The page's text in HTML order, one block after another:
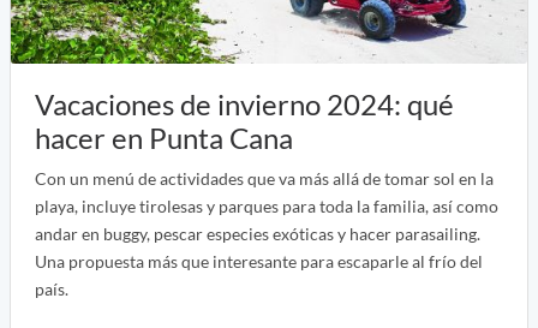
Vacaciones de invierno 2024: qué
hacer en Punta Cana
Con un menú de actividades que va más allá de tomar sol en la
playa, incluye tirolesas y parques para toda la familia, así como
andar en buggy, pescar especies exóticas y hacer parasailing.
Una propuesta más que interesante para escaparle al frío del
país.